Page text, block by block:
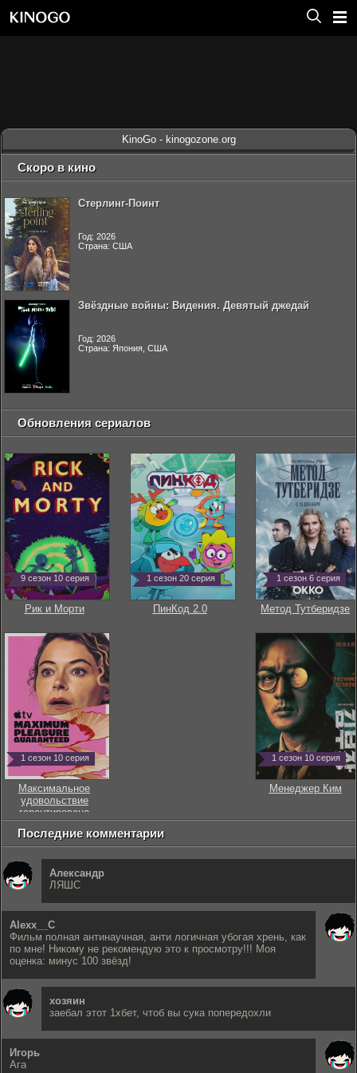
KinoGo - kinogozone.org
Скоро в кино
Стерлинг-Поинт
Год: 2026
Страна: США
Звёздные войны: Видения. Девятый джедай
Год: 2026
Страна: Япония, США
Обновления сериалов
9 сезон 10 серия
Рик и Морти
1 сезон 20 серия
ПинКод 2.0
1 сезон 6 серия
Метод Тутберидзе
1 сезон 10 серия
Максимальное
удовольствие
гарантировано
1 сезон 10 серия
Менеджер Ким
Последние комментарии
Александр
ЛЯШС
Alexx__C
Фильм полная антинаучная, анти логичная убогая хрень, как
по мне! Никому не рекомендую это к просмотру!!! Моя
оценка: минус 100 звёзд!
хозяин
заебал этот 1хбет, чтоб вы сука попередохли
Игорь
Ага